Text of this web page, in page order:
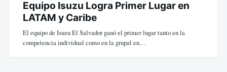
Equipo Isuzu Logra Primer Lugar en
LATAM y Caribe
El equipo de Isuzu El Salvador ganó el primer lugar tanto en la
competencia individual como en la grupal en…